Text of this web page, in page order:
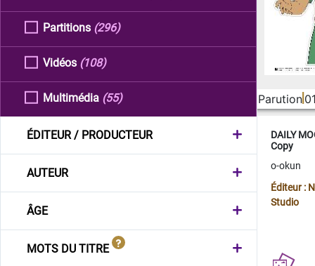
Partitions (296)
Vidéos (108)
Multimédia (55)
ÉDITEUR / PRODUCTEUR
AUTEUR
ÂGE
MOTS DU TITRE
Parution
DAILY
Copy
o-okun
Éditeur :
Studio